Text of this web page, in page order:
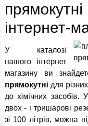
інтернет-
У каталозі
нашого інтернет
магазину ви
прямокутні для
до хімічних
двох - і тришарові
зі 100 літрів, можна